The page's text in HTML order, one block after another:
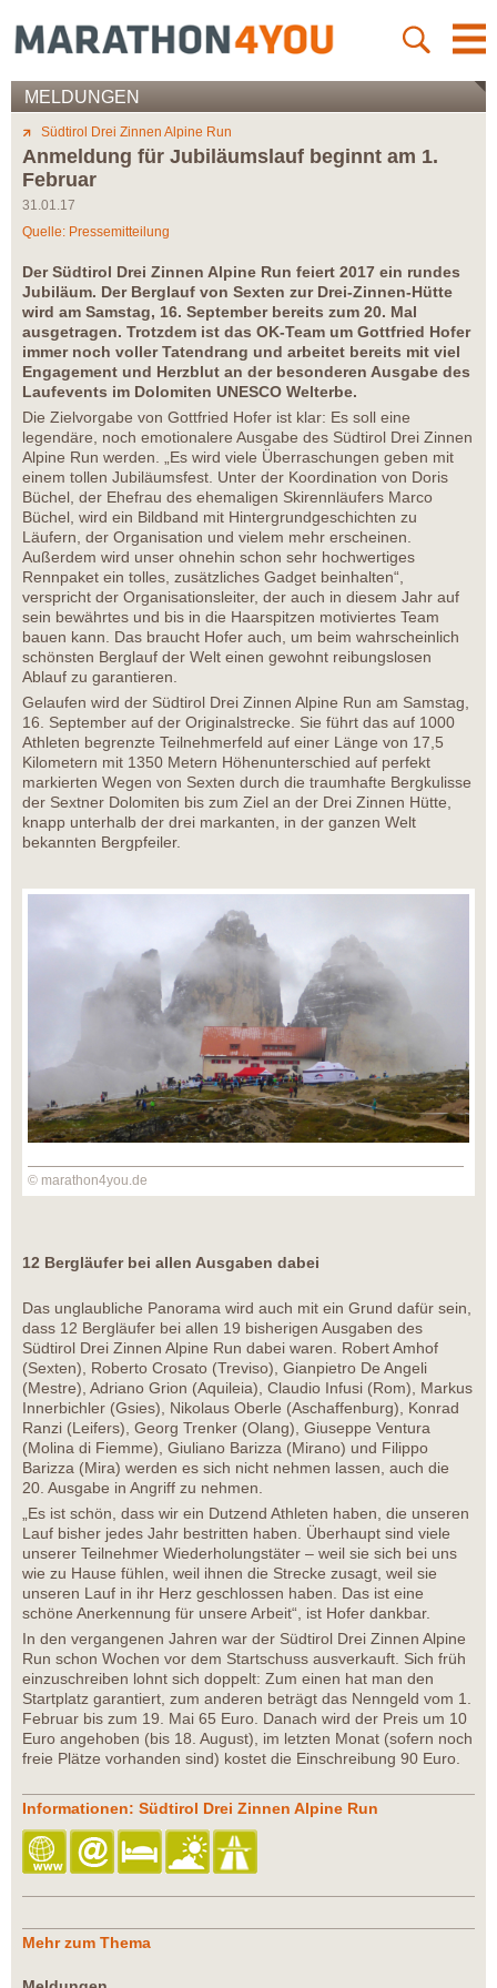
MELDUNGEN
Südtirol Drei Zinnen Alpine Run
Anmeldung für Jubiläumslauf beginnt am 1.
Februar
31.01.17
Quelle: Pressemitteilung
Der Südtirol Drei Zinnen Alpine Run feiert 2017 ein rundes
Jubiläum. Der Berglauf von Sexten zur Drei-Zinnen-Hütte
wird am Samstag, 16. September bereits zum 20. Mal
ausgetragen. Trotzdem ist das OK-Team um Gottfried Hofer
immer noch voller Tatendrang und arbeitet bereits mit viel
Engagement und Herzblut an der besonderen Ausgabe des
Laufevents im Dolomiten UNESCO Welterbe.
Die Zielvorgabe von Gottfried Hofer ist klar: Es soll eine
legendäre, noch emotionalere Ausgabe des Südtirol Drei Zinnen
Alpine Run werden. „Es wird viele Überraschungen geben mit
einem tollen Jubiläumsfest. Unter der Koordination von Doris
Büchel, der Ehefrau des ehemaligen Skirennläufers Marco
Büchel, wird ein Bildband mit Hintergrundgeschichten zu
Läufern, der Organisation und vielem mehr erscheinen.
Außerdem wird unser ohnehin schon sehr hochwertiges
Rennpaket ein tolles, zusätzliches Gadget beinhalten“,
verspricht der Organisationsleiter, der auch in diesem Jahr auf
sein bewährtes und bis in die Haarspitzen motiviertes Team
bauen kann. Das braucht Hofer auch, um beim wahrscheinlich
schönsten Berglauf der Welt einen gewohnt reibungslosen
Ablauf zu garantieren.
Gelaufen wird der Südtirol Drei Zinnen Alpine Run am Samstag,
16. September auf der Originalstrecke. Sie führt das auf 1000
Athleten begrenzte Teilnehmerfeld auf einer Länge von 17,5
Kilometern mit 1350 Metern Höhenunterschied auf perfekt
markierten Wegen von Sexten durch die traumhafte Bergkulisse
der Sextner Dolomiten bis zum Ziel an der Drei Zinnen Hütte,
knapp unterhalb der drei markanten, in der ganzen Welt
bekannten Bergpfeiler.
© marathon4you.de
12 Bergläufer bei allen Ausgaben dabei
Das unglaubliche Panorama wird auch mit ein Grund dafür sein,
dass 12 Bergläufer bei allen 19 bisherigen Ausgaben des
Südtirol Drei Zinnen Alpine Run dabei waren. Robert Amhof
(Sexten), Roberto Crosato (Treviso), Gianpietro De Angeli
(Mestre), Adriano Grion (Aquileia), Claudio Infusi (Rom), Markus
Innerbichler (Gsies), Nikolaus Oberle (Aschaffenburg), Konrad
Ranzi (Leifers), Georg Trenker (Olang), Giuseppe Ventura
(Molina di Fiemme), Giuliano Barizza (Mirano) und Filippo
Barizza (Mira) werden es sich nicht nehmen lassen, auch die
20. Ausgabe in Angriff zu nehmen.
„Es ist schön, dass wir ein Dutzend Athleten haben, die unseren
Lauf bisher jedes Jahr bestritten haben. Überhaupt sind viele
unserer Teilnehmer Wiederholungstäter – weil sie sich bei uns
wie zu Hause fühlen, weil ihnen die Strecke zusagt, weil sie
unseren Lauf in ihr Herz geschlossen haben. Das ist eine
schöne Anerkennung für unsere Arbeit“, ist Hofer dankbar.
In den vergangenen Jahren war der Südtirol Drei Zinnen Alpine
Run schon Wochen vor dem Startschuss ausverkauft. Sich früh
einzuschreiben lohnt sich doppelt: Zum einen hat man den
Startplatz garantiert, zum anderen beträgt das Nenngeld vom 1.
Februar bis zum 19. Mai 65 Euro. Danach wird der Preis um 10
Euro angehoben (bis 18. August), im letzten Monat (sofern noch
freie Plätze vorhanden sind) kostet die Einschreibung 90 Euro.
Informationen: Südtirol Drei Zinnen Alpine Run
Mehr zum Thema